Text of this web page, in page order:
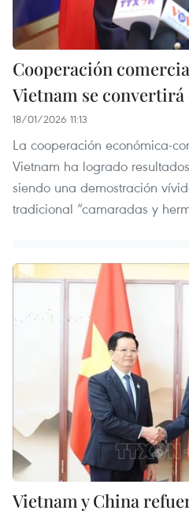
Cooperación
Vietnam se
18/01/2026 11:13
La cooperación económica-
Vietnam ha logrado
siendo una demostración
tradicional “camaradas y
Vietnam y China